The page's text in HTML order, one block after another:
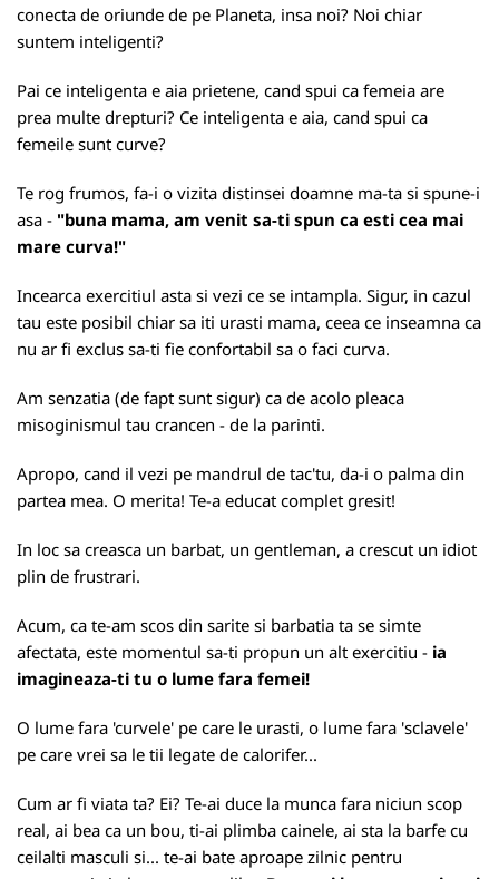
conecta de oriunde de pe Planeta, insa noi? Noi chiar
suntem inteligenti?
Pai ce inteligenta e aia prietene, cand spui ca femeia are
prea multe drepturi? Ce inteligenta e aia, cand spui ca
femeile sunt curve?
Te rog frumos, fa-i o vizita distinsei doamne ma-ta si spune-i
asa - "buna mama, am venit sa-ti spun ca esti cea mai
mare curva!"
Incearca exercitiul asta si vezi ce se intampla. Sigur, in cazul
tau este posibil chiar sa iti urasti mama, ceea ce inseamna ca
nu ar fi exclus sa-ti fie confortabil sa o faci curva.
Am senzatia (de fapt sunt sigur) ca de acolo pleaca
misoginismul tau crancen - de la parinti.
Apropo, cand il vezi pe mandrul de tac'tu, da-i o palma din
partea mea. O merita! Te-a educat complet gresit!
In loc sa creasca un barbat, un gentleman, a crescut un idiot
plin de frustrari.
Acum, ca te-am scos din sarite si barbatia ta se simte
afectata, este momentul sa-ti propun un alt exercitiu - ia
imagineaza-ti tu o lume fara femei!
O lume fara 'curvele' pe care le urasti, o lume fara 'sclavele'
pe care vrei sa le tii legate de calorifer...
Cum ar fi viata ta? Ei? Te-ai duce la munca fara niciun scop
real, ai bea ca un bou, ti-ai plimba cainele, ai sta la barfe cu
ceilalti masculi si... te-ai bate aproape zilnic pentru